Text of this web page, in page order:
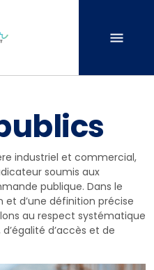
industriel et commercial,
soumis aux
publique. Dans le
d’une définition précise
au respect systématique
d’accès et de